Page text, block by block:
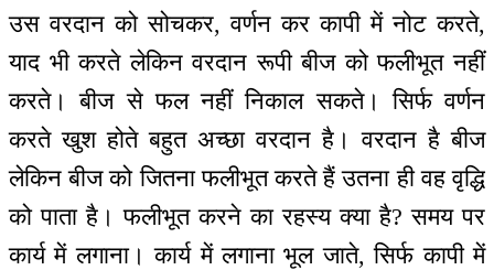
उस वरदान को सोचकर, वर्णन कर कापी में नोट करते,
याद भी करते लेकिन वरदान रूपी बीज को फलीभूत नहीं
करते। बीज से फल नहीं निकाल सकते। सिर्फ वर्णन
करते खुश होते बहुत अच्छा वरदान है। वरदान है बीज
लेकिन बीज को जितना फलीभूत करते हैं उतना ही वह वृद्धि
को पाता है। फलीभूत करने का रहस्य क्या है? समय पर
कार्य में लगाना। कार्य में लगाना भूल जाते, सिर्फ कापी में